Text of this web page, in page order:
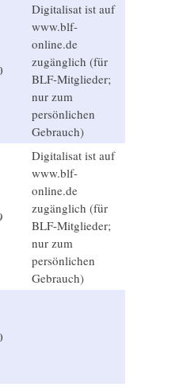
Digitalisat ist auf
www.blf-
online.de
zugänglich (für
BLF-Mitglieder;
nur zum
persönlichen
Gebrauch)
Digitalisat ist auf
www.blf-
online.de
zugänglich (für
BLF-Mitglieder;
nur zum
persönlichen
Gebrauch)